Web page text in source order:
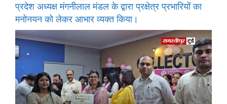
प्रदेश अध्यक्ष मंगनीलाल मंडल के द्वारा प्रक्षेत्र प्रभारियों का
मनोनयन को लेकर आभार व्यक्त किया।